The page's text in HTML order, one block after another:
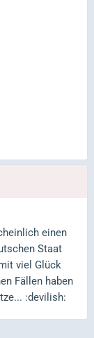
einen
Staat
viel Glück
Fällen haben
:devilish: